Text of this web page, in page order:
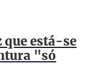
está-se
"só